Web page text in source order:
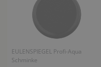
EULENSPIEGEL Profi-Aqua
Schminke